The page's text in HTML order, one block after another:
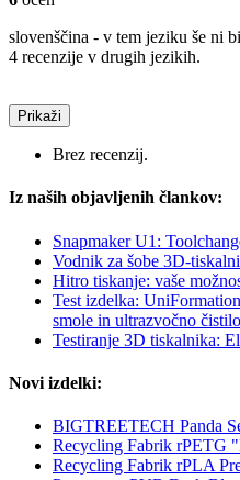
slovenščina - v tem jeziku še ni
4 recenzije v drugih jezikih.
Prikaži
Brez recenzij.
Iz naših objavljenih člankov:
Snapmaker U1:
Vodnik za šobe 3D-
Hitro tiskanje: vaše
Test izdelka:
smole in ultrazvočno
Testiranje 3D tiskalnika:
Novi izdelki:
BIGTREETECH Panda
Recycling Fabrik rPETG
Recycling Fabrik rPLA